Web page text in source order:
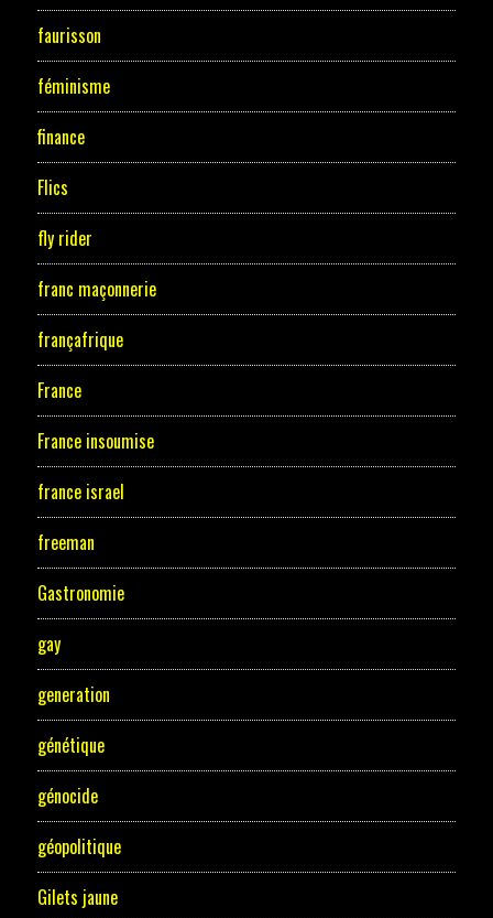
faurisson
féminisme
finance
Flics
fly rider
franc maçonnerie
françafrique
France
France insoumise
france israel
freeman
Gastronomie
gay
generation
génétique
génocide
géopolitique
Gilets jaune